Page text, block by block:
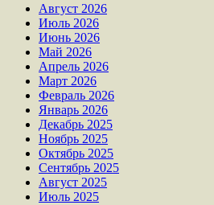
Август 2026
Июль 2026
Июнь 2026
Май 2026
Апрель 2026
Март 2026
Февраль 2026
Январь 2026
Декабрь 2025
Ноябрь 2025
Октябрь 2025
Сентябрь 2025
Август 2025
Июль 2025